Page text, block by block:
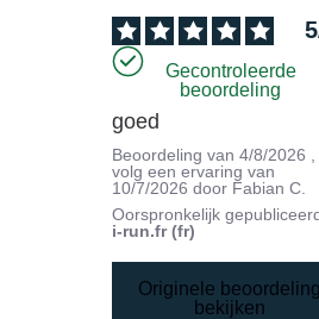
5
Gecontroleerde
beoordeling
goed
Beoordeling van4/8/2026
volg een ervaring van
10/7/2026 door Fabian C.
Oorspronkelijk
i-run.fr (fr)
Originele
bekijken